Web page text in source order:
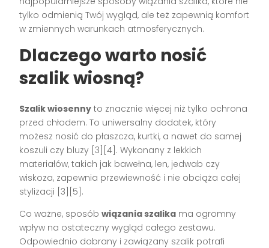
tylko odmienią Twój wygląd, ale też zapewnią komfort
w zmiennych warunkach atmosferycznych.
Dlaczego warto nosić
szalik wiosną?
Szalik wiosenny to znacznie więcej niż tylko ochrona
przed chłodem. To uniwersalny dodatek, który
możesz nosić do płaszcza, kurtki, a nawet do samej
koszuli czy bluzy [3][4]. Wykonany z lekkich
materiałów, takich jak bawełna, len, jedwab czy
wiskoza, zapewnia przewiewność i nie obciąża całej
stylizacji [3][5].
Co ważne, sposóbwiązania szalika ma ogromny
wpływ na ostateczny wygląd całego zestawu.
Odpowiednio dobrany i zawiązany szalik potrafi